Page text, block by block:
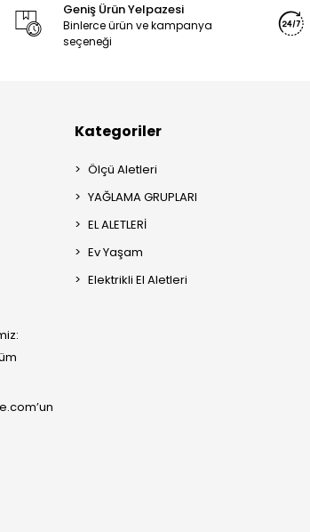
Geniş Ürün Yelpazesi
Binlerce ürün ve kampanya
seçeneği
Kategoriler
Ölçü Aletleri
YAĞLAMA GRUPLARI
EL ALETLERİ
Ev Yaşam
Elektrikli El Aletleri